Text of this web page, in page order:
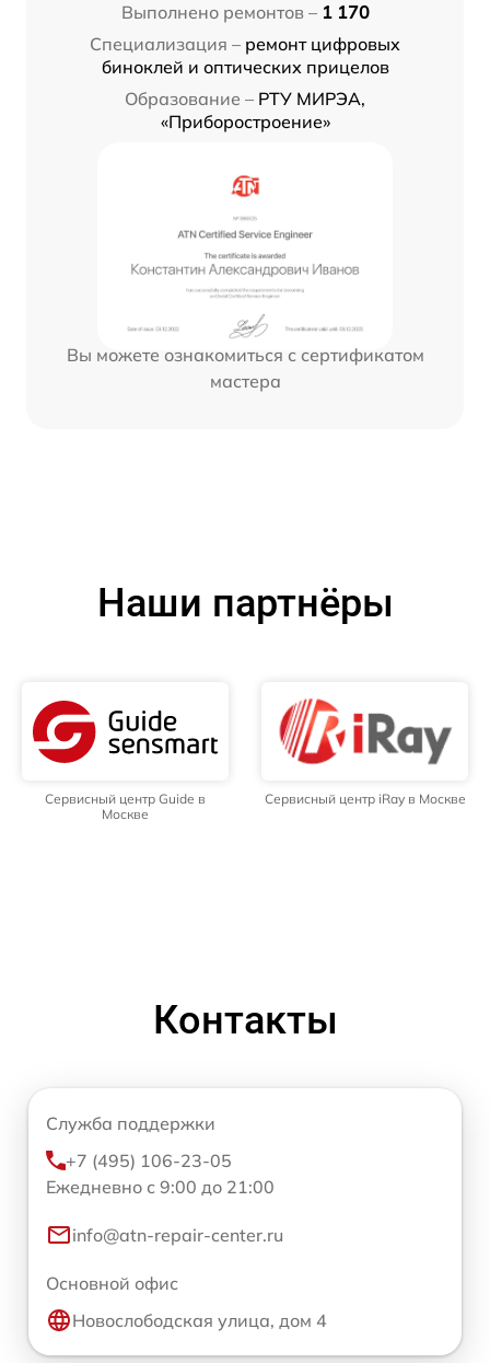
Выполнено ремонтов – 1 170
Специализация – ремонт цифровых
биноклей и оптических прицелов
Образование – РТУ МИРЭА,
«Приборостроение»
Вы можете ознакомиться с сертификатом
мастера
Наши партнёры
Сервисный центр Guide в
Москве
Сервисный центр iRay в Москве
Контакты
Служба поддержки
+7 (495) 106-23-05
Ежедневно с 9:00 до 21:00
info@atn-repair-center.ru
Основной офис
Новослободская улица, дом 4